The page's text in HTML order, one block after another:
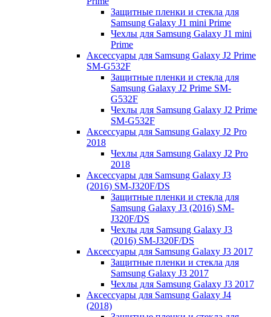
Защитные пленки и стекла для
Samsung Galaxy J1 mini Prime
Чехлы для Samsung Galaxy J1 mini
Prime
Аксессуары для Samsung Galaxy J2 Prime
SM-G532F
Защитные пленки и стекла для
Samsung Galaxy J2 Prime SM-
G532F
Чехлы для Samsung Galaxy J2 Prime
SM-G532F
Аксессуары для Samsung Galaxy J2 Pro
2018
Чехлы для Samsung Galaxy J2 Pro
2018
Аксессуары для Samsung Galaxy J3
(2016) SM-J320F/DS
Защитные пленки и стекла для
Samsung Galaxy J3 (2016) SM-
J320F/DS
Чехлы для Samsung Galaxy J3
(2016) SM-J320F/DS
Аксессуары для Samsung Galaxy J3 2017
Защитные пленки и стекла для
Samsung Galaxy J3 2017
Чехлы для Samsung Galaxy J3 2017
Аксессуары для Samsung Galaxy J4
(2018)